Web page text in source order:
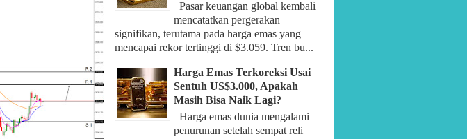
Pasar keuangan global kembali
mencatatkan pergerakan
signifikan, terutama pada harga emas yang
mencapai rekor tertinggi di $3.059. Tren bu...
Harga Emas Terkoreksi Usai
Sentuh US$3.000, Apakah
Masih Bisa Naik Lagi?
Harga emas dunia mengalami
penurunan setelah sempat reli